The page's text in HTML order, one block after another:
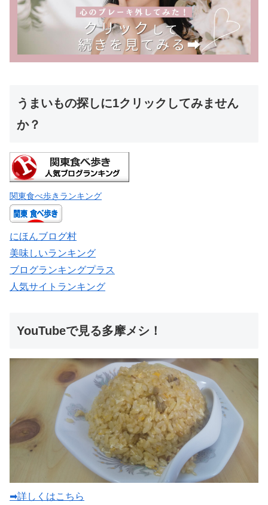
うまいもの探しに1クリックしてみません
か？
関東食べ歩きランキング
にほんブログ村
美味しいランキング
ブログランキングプラス
人気サイトランキング
YouTubeで見る多摩メシ！
➡詳しくはこちら